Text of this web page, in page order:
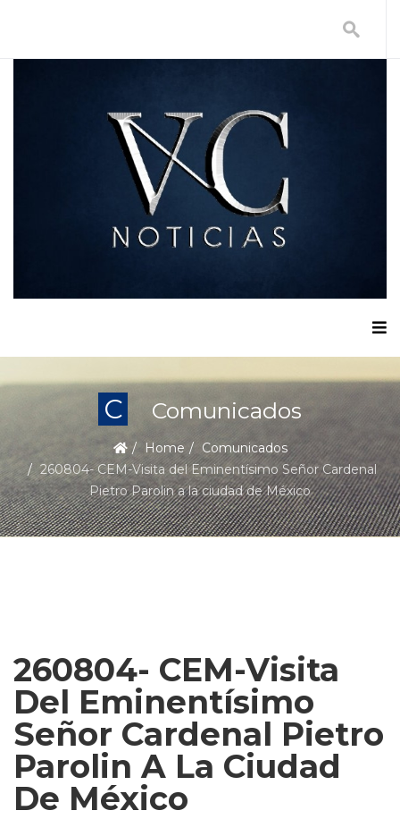
C Comunicados
Home
Comunicados
260804- CEM-Visita del Eminentísimo Señor Cardenal
Pietro Parolin a la ciudad de México
260804- CEM-Visita
Del Eminentísimo
Señor Cardenal Pietro
Parolin A La Ciudad
De México